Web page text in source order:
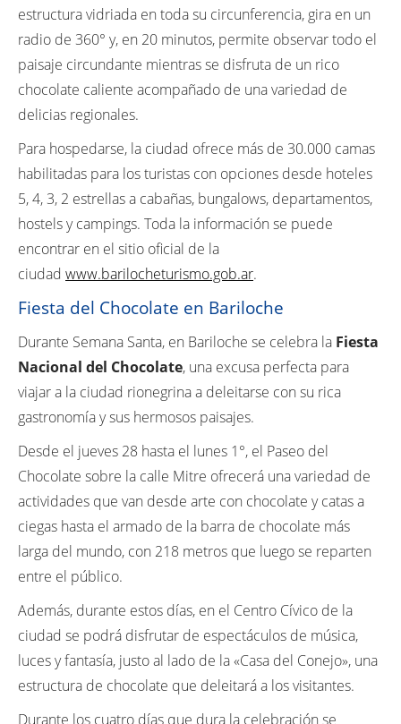
estructura vidriada en toda su circunferencia, gira en un
radio de 360° y, en 20 minutos, permite observar todo el
paisaje circundante mientras se disfruta de un rico
chocolate caliente acompañado de una variedad de
delicias regionales.
Para hospedarse, la ciudad ofrece más de 30.000 camas
habilitadas para los turistas con opciones desde hoteles
5, 4, 3, 2 estrellas a cabañas, bungalows, departamentos,
hostels y campings. Toda la información se puede
encontrar en el sitio oficial de la
ciudad www.barilocheturismo.gob.ar.
Fiesta del Chocolate en Bariloche
Durante Semana Santa, en Bariloche se celebra la Fiesta
Nacional del Chocolate, una excusa perfecta para
viajar a la ciudad rionegrina a deleitarse con su rica
gastronomía y sus hermosos paisajes.
Desde el jueves 28 hasta el lunes 1°, el Paseo del
Chocolate sobre la calle Mitre ofrecerá una variedad de
actividades que van desde arte con chocolate y catas a
ciegas hasta el armado de la barra de chocolate más
larga del mundo, con 218 metros que luego se reparten
entre el público.
Además, durante estos días, en el Centro Cívico de la
ciudad se podrá disfrutar de espectáculos de música,
luces y fantasía, justo al lado de la «Casa del Conejo», una
estructura de chocolate que deleitará a los visitantes.
Durante los cuatro días que dura la celebración se